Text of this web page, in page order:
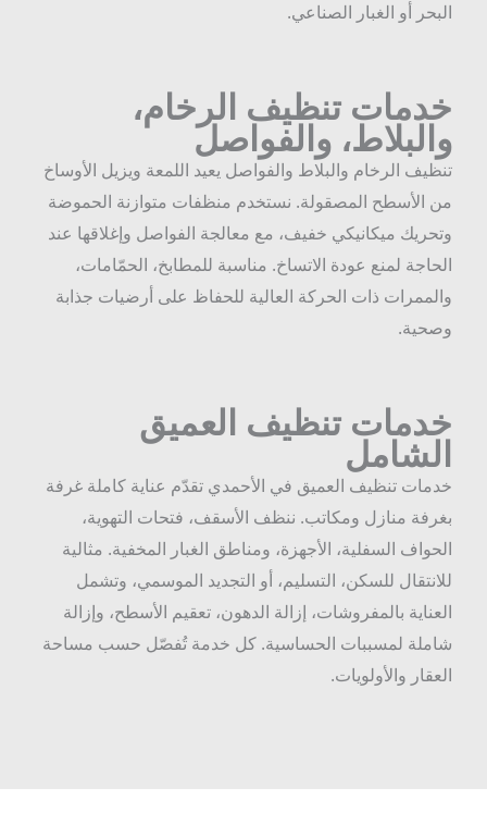
البحر أو الغبار الصناعي.
خدمات تنظيف الرخام،
والبلاط، والفواصل
تنظيف الرخام والبلاط والفواصل يعيد اللمعة ويزيل الأوساخ
من الأسطح المصقولة. نستخدم منظفات متوازنة الحموضة
وتحريك ميكانيكي خفيف، مع معالجة الفواصل وإغلاقها عند
الحاجة لمنع عودة الاتساخ. مناسبة للمطابخ، الحمّامات،
والممرات ذات الحركة العالية للحفاظ على أرضيات جذابة
وصحية.
خدمات تنظيف العميق
الشامل
خدمات تنظيف العميق في الأحمدي تقدّم عناية كاملة غرفة
بغرفة منازل ومكاتب. ننظف الأسقف، فتحات التهوية،
الحواف السفلية، الأجهزة، ومناطق الغبار المخفية. مثالية
للانتقال للسكن، التسليم، أو التجديد الموسمي، وتشمل
العناية بالمفروشات، إزالة الدهون، تعقيم الأسطح، وإزالة
شاملة لمسببات الحساسية. كل خدمة تُفصّل حسب مساحة
العقار والأولويات.